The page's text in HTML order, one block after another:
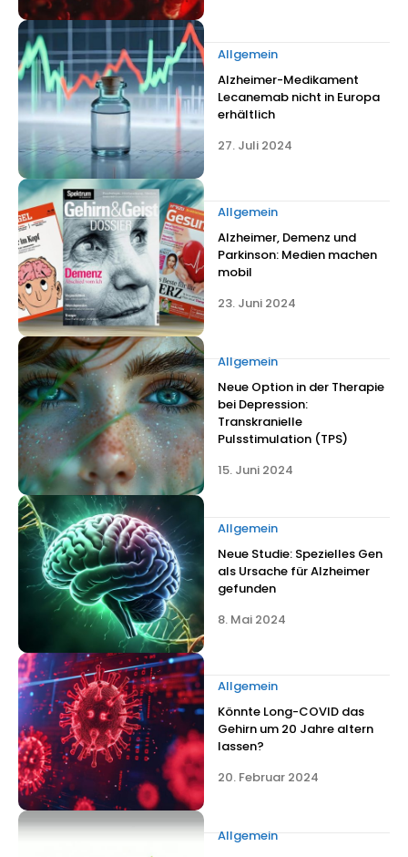
Allgemein
Alzheimer-Medikament
Lecanemab nicht in Europa
erhältlich
27. Juli 2024
Allgemein
Alzheimer, Demenz und
Parkinson: Medien machen
mobil
23. Juni 2024
Allgemein
Neue Option in der Therapie
bei Depression:
Transkranielle
Pulsstimulation (TPS)
15. Juni 2024
Allgemein
Neue Studie: Spezielles Gen
als Ursache für Alzheimer
gefunden
8. Mai 2024
Allgemein
Könnte Long-COVID das
Gehirn um 20 Jahre altern
lassen?
20. Februar 2024
Allgemein